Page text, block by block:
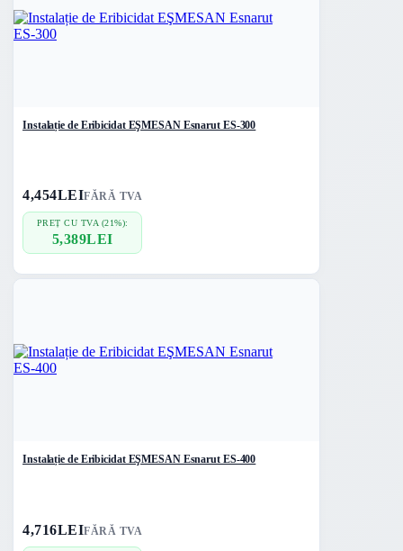
Instalație de Eribicidat EŞMESAN Esnarut ES-300
4,454LEIFĂRĂ TVA
PREȚ CU TVA (21%):
5,389LEI
Instalație de Eribicidat EŞMESAN Esnarut ES-400
4,716LEIFĂRĂ TVA